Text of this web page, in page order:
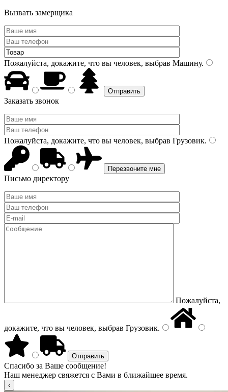
Вызвать замерщика
Пожалуйста, докажите, что вы человек, выбрав Машину.
Заказать звонок
Пожалуйста, докажите, что вы человек, выбрав Грузовик.
Письмо директору
Пожалуйста,
докажите, что вы человек, выбрав Грузовик.
Спасибо за Ваше сообщение!
Наш менеджер свяжется с Вами в ближайшее время.